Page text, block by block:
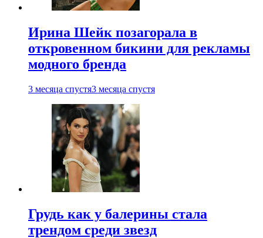
Ирина Шейк позагорала в
откровенном бикини для рекламы
модного бренда
3 месяца спустя3 месяца спустя
Грудь как у балерины стала
трендом среди звезд